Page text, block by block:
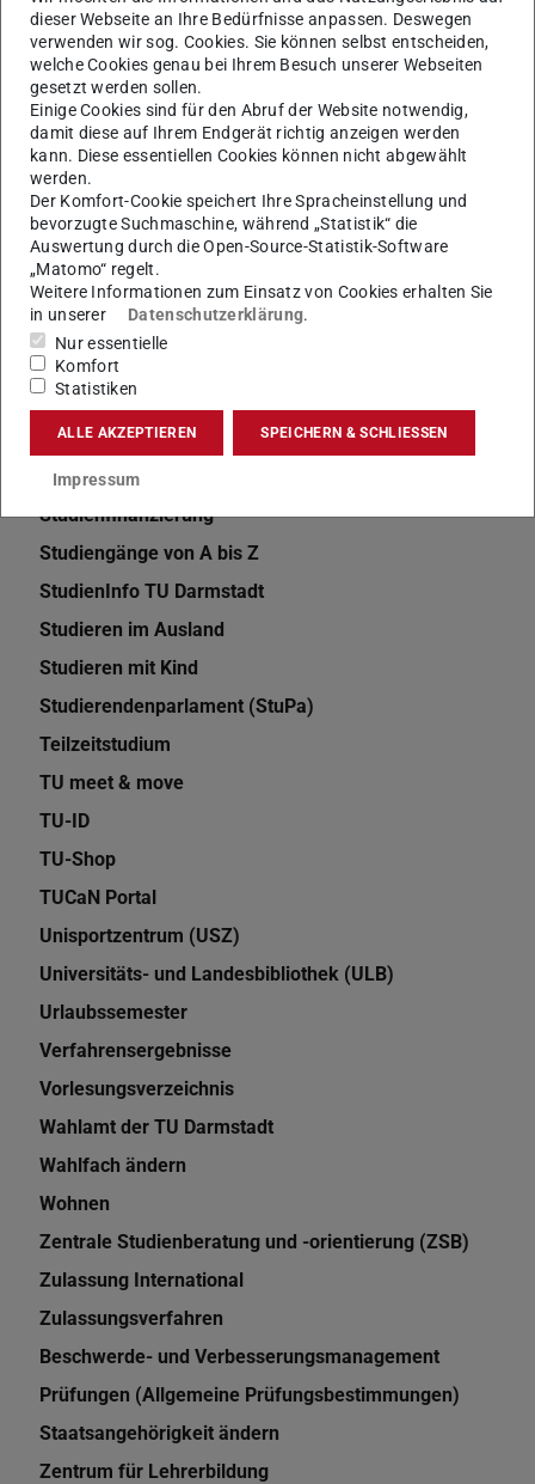
Prof. Sorin Huss Fonds
Promotion: Promovieren an der TU
Rücktritt von der Neueinschreibung
SchreibCenter an der TU Darmstadt
Semestertermine
Semesterticket (und Rückerstattung)
Servicestelle Familie
Sexualisierte Diskriminierung und Übergriffe
Sport
Sprachenzentrum der TU
Stellenwerk - Jobportal
Studienberechtigung
Studienbüros
Studienfinanzierung
Studiengänge von A bis Z
StudienInfo TU Darmstadt
Studieren im Ausland
Studieren mit Kind
Studierendenparlament (StuPa)
Teilzeitstudium
TU meet & move
TU-ID
TU-Shop
TUCaN Portal
Unisportzentrum (USZ)
Universitäts- und Landesbibliothek (ULB)
Urlaubssemester
Verfahrensergebnisse
Vorlesungsverzeichnis
Wahlamt der TU Darmstadt
Wahlfach ändern
Wohnen
Zentrale Studienberatung und -orientierung (ZSB)
Zulassung International
Zulassungsverfahren
Beschwerde- und Verbesserungsmanagement
Prüfungen (Allgemeine Prüfungsbestimmungen)
Staatsangehörigkeit ändern
Zentrum für Lehrerbildung
dieser Webseite an Ihre Bedürfnisse anpassen. Deswegen
verwenden wir sog. Cookies. Sie können selbst entscheiden,
welche Cookies genau bei Ihrem Besuch unserer Webseiten
gesetzt werden sollen.
Einige Cookies sind für den Abruf der Website notwendig,
damit diese auf Ihrem Endgerät richtig anzeigen werden
kann. Diese essentiellen Cookies können nicht abgewählt
werden.
Der Komfort-Cookie speichert Ihre Spracheinstellung und
bevorzugte Suchmaschine, während „Statistik“ die
Auswertung durch die Open-Source-Statistik-Software
„Matomo“ regelt.
Weitere Informationen zum Einsatz von Cookies erhalten Sie
in unserer
Datenschutzerklärung.
Nur essentielle
Komfort
Statistiken
ALLE AKZEPTIEREN SPEICHERN & SCHLIESSEN
Impressum